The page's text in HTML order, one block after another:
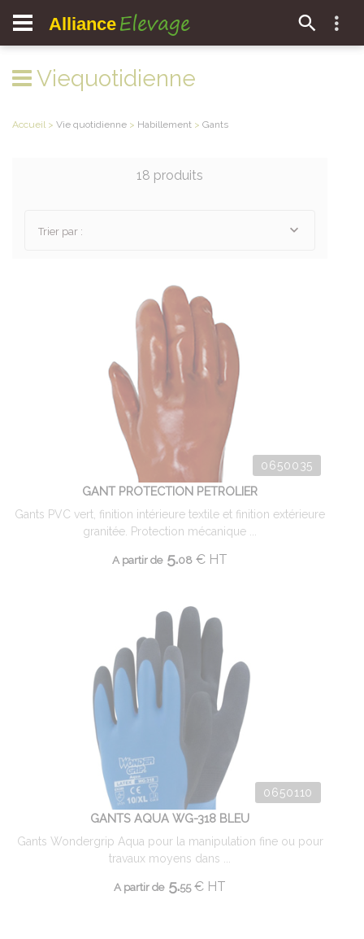
Alliance Elevage
Viequotidienne
Accueil > Vie quotidienne > Habillement > Gants
18 produits
Trier par :
0650035
GANT PROTECTION PETROLIER
Gants PVC vert, finition intérieure textile et finition extérieure
granitée. Protection mécanique ...
A partir de5.08 € HT
0650110
GANTS AQUA WG-318 BLEU
Gants Wondergrip Aqua pour la manipulation fine ou pour
travaux moyens dans ...
A partir de5.55 € HT